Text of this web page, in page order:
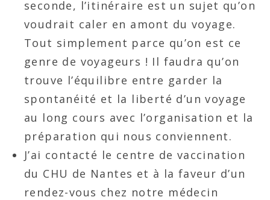
seconde, l’itinéraire est un sujet qu’on
voudrait caler en amont du voyage.
Tout simplement parce qu’on est ce
genre de voyageurs ! Il faudra qu’on
trouve l’équilibre entre garder la
spontanéité et la liberté d’un voyage
au long cours avec l’organisation et la
préparation qui nous conviennent.
J’ai contacté le centre de vaccination
du CHU de Nantes et à la faveur d’un
rendez-vous chez notre médecin